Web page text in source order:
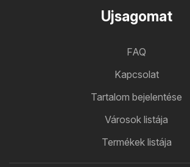
Ujsagomat
FAQ
Kapcsolat
Tartalom bejelentése
Városok listája
Termékek listája